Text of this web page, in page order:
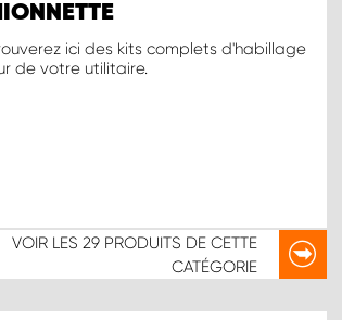
ici des kits complets d'habillage
de votre utilitaire.
VOIR LES 29 PRODUITS DE CETTE
CATÉGORIE